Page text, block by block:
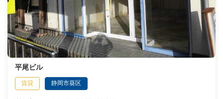
平尾ビル
賃貸 静岡市葵区